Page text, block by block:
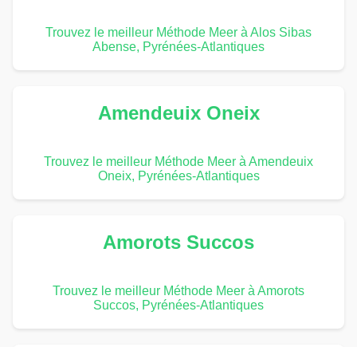
Trouvez le meilleur Méthode Meer à Alos Sibas
Abense, Pyrénées-Atlantiques
Amendeuix Oneix
Trouvez le meilleur Méthode Meer à Amendeuix
Oneix, Pyrénées-Atlantiques
Amorots Succos
Trouvez le meilleur Méthode Meer à Amorots
Succos, Pyrénées-Atlantiques